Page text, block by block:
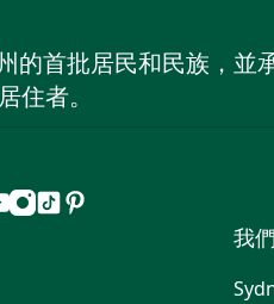
首批居民和民族，並
住者。
Instagram
抖 Pinterest
我